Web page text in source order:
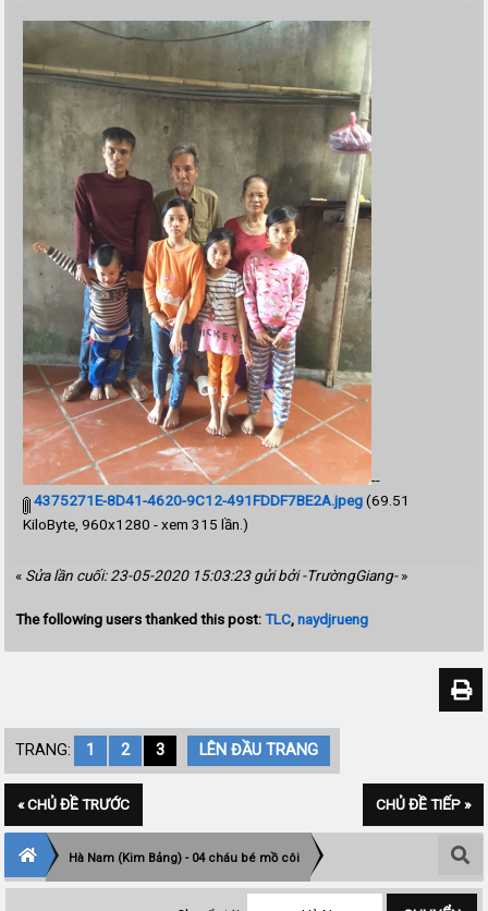
--
4375271E-8D41-4620-9C12-491FDDF7BE2A.jpeg(69.51
KiloByte, 960x1280 - xem 315 lần.)
« Sửa lần cuối: 23-05-2020 15:03:23 gửi bởi -TrườngGiang-»
The following users thanked this post:TLC,naydjrueng
TRANG: 1 2 3 LÊN ĐẦU TRANG
« CHỦ ĐỀ TRƯỚC CHỦ ĐỀ TIẾP »
Hà Nam (Kim Bảng) - 04 cháu bé mồ côi